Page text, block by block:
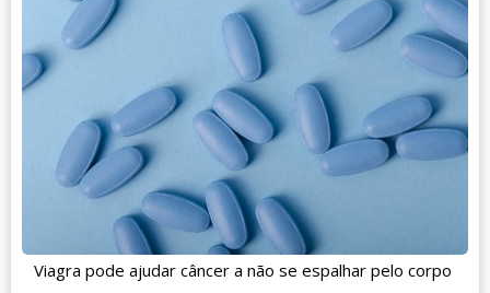
Viagra pode ajudar câncer a não se espalhar pelo corpo